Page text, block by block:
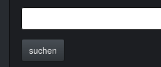
suchen